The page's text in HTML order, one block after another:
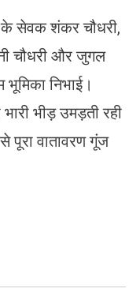
के सेवक शंकर चौधरी,
चौधरी और जुगल
निभाई।
भीड़ उमड़ती रही
पूरा वातावरण गूंज